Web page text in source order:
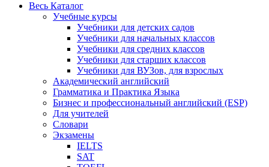
Весь Каталог
Учебные курсы
Учебники для детских садов
Учебники для начальных классов
Учебники для средних классов
Учебники для старших классов
Учебники для ВУЗов, для взрослых
Академический английский
Грамматика и Практика Языка
Бизнес и профессиональный английский (ESP)
Для учителей
Словари
Экзамены
IELTS
SAT